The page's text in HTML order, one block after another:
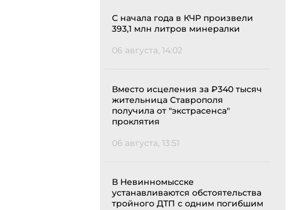
С начала года в КЧР произвели
393,1 млн литров минералки
06 августа, 14:02
Вместо исцеления за ₽340 тысяч
жительница Ставрополя
получила от "экстрасенса"
проклятия
06 августа, 13:51
В Невинномысске
устанавливаются обстоятельства
тройного ДТП с одним погибшим